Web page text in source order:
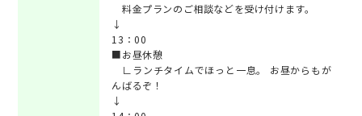
料金プランのご相談などを受け付けます。
↓
13：00
■お昼休憩
∟ランチタイムでほっと一息。 お昼からもが
んばるぞ！
↓